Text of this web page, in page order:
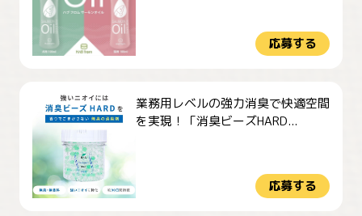
応募する
業務用レベルの強力消臭で快適空間
を実現！「消臭ビーズHARD...
応募する